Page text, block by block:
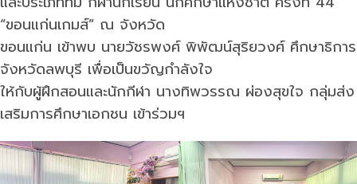
“ขอนแก่นเกมส์” ณ จังหวัด
ขอนแก่น เข้าพบ นายวัชรพงศ์ พิพัฒน์สุริยวงศ์ ศึกษาธิการ
จังหวัดลพบุรี เพื่อเป็นขวัญกำลังใจ
ให้กับผู้ฝึกสอนและนักกีฬา นางทิพวรรณ ผ่องสุขใจ กลุ่มส่ง
เสริมการศึกษาเอกชน เข้าร่วมฯ